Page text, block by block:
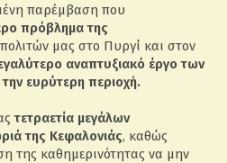
παρέμβαση που
πρόβλημα της
μας στο Πυργί και στον
αναπτυξιακό έργο των
ευρύτερη περιοχή.
τετραετία μεγάλων
της Κεφαλονιάς, καθώς
της καθημερινότητας να μην